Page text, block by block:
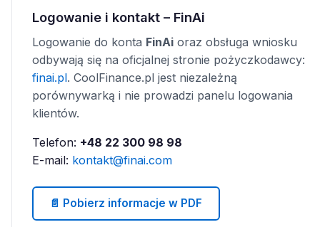
Logowanie i kontakt – FinAi
Logowanie do konta FinAi oraz obsługa wniosku
odbywają się na oficjalnej stronie pożyczkodawcy:
finai.pl. CoolFinance.pl jest niezależną
porównywarką i nie prowadzi panelu logowania
klientów.
Telefon: +48 22 300 98 98
E-mail: kontakt@finai.com
📄 Pobierz informacje w PDF